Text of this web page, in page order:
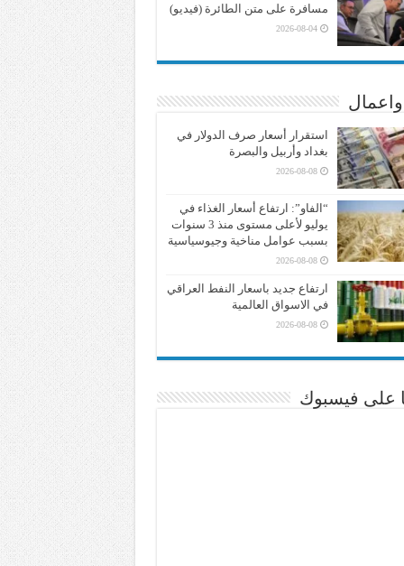
مسافرة على متن الطائرة (فيديو)
2026-08-04
استقرار أسعار صرف الدولار في
بغداد وأربيل والبصرة
2026-08-08
“الفاو”: ارتفاع أسعار الغذاء في
يوليو لأعلى مستوى منذ 3 سنوات
بسبب عوامل مناخية وجيوسياسية
2026-08-08
ارتفاع جديد باسعار النفط العراقي
في الاسواق العالمية
2026-08-08
على فيسبوك